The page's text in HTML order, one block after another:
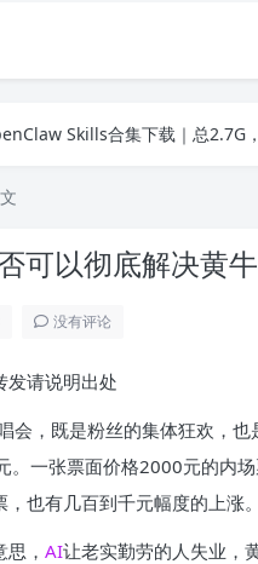
Skills合集下载｜总2.7G
步开放时间定了！10大建筑群
步开放时间定了！10大建筑群
可以彻底解决黄
没有评论
发请说明出处
会，既是粉丝的集体狂欢，
。一张票面价格2000元的内
，也有几百到千元幅度的上涨
， AI让老实勤劳的人失业，